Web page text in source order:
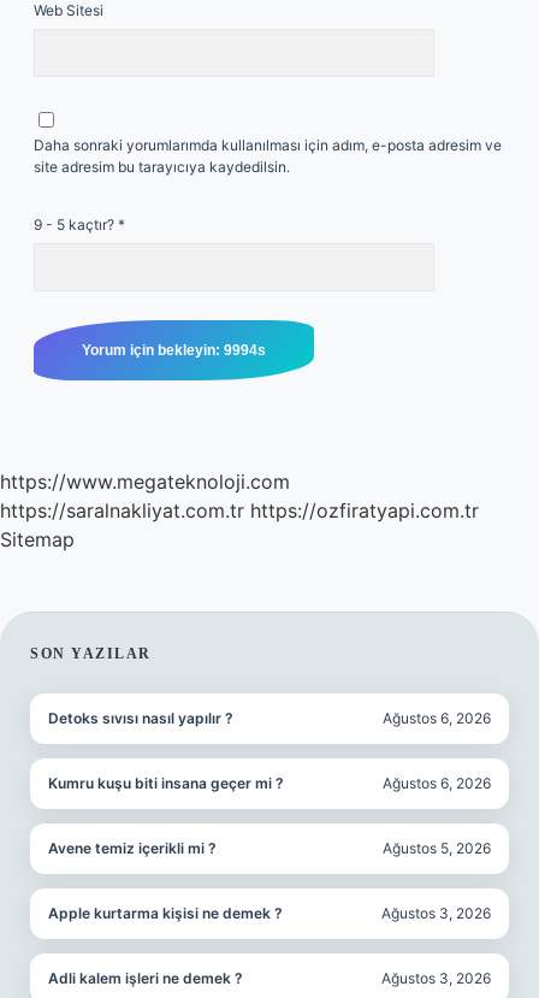
Web Sitesi
Daha sonraki yorumlarımda kullanılması için adım, e-posta adresim ve
site adresim bu tarayıcıya kaydedilsin.
9 - 5 kaçtır? *
https://www.megateknoloji.com
https://saralnakliyat.com.tr https://ozfiratyapi.com.tr
Sitemap
SIDEBAR
SON YAZILAR
Detoks sıvısı nasıl yapılır ? Ağustos 6, 2026
Kumru kuşu biti insana geçer mi ? Ağustos 6, 2026
Avene temiz içerikli mi ? Ağustos 5, 2026
Apple kurtarma kişisi ne demek ? Ağustos 3, 2026
Adli kalem işleri ne demek ? Ağustos 3, 2026